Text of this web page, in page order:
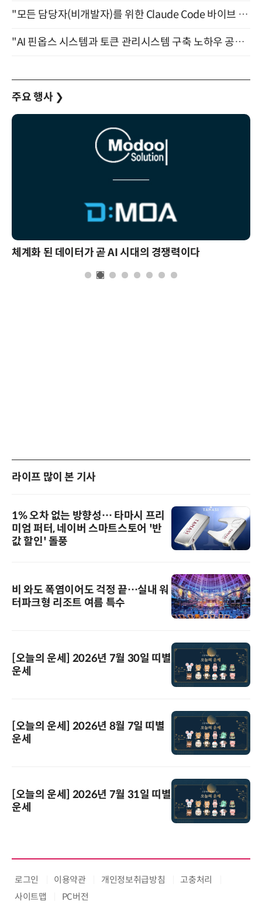
"모든 담당자(비개발자)를 위한 Claude Code 바이브 코딩 2-day 부트캠프" 9월 16~17일 개최
"AI 핀옵스 시스템과 토큰 관리시스템 구축 노하우 공개" 잠실 한국광고문화회관 2층 대회의실 (8/21)
주요 행사 ❯
체계화 된 데이터가 곧 AI 시대의 경쟁력이다
라이프 많이 본 기사
1% 오차 없는 방향성… 타마시 프리
미엄 퍼터, 네이버 스마트스토어 '반
값 할인' 돌풍
비 와도 폭염이어도 걱정 끝…실내 워
터파크형 리조트 여름 특수
[오늘의 운세] 2026년 7월 30일 띠별
운세
[오늘의 운세] 2026년 8월 7일 띠별
운세
[오늘의 운세] 2026년 7월 31일 띠별
운세
로그인 이용약관 개인정보취급방침
고충처리
사이트맵
PC버전